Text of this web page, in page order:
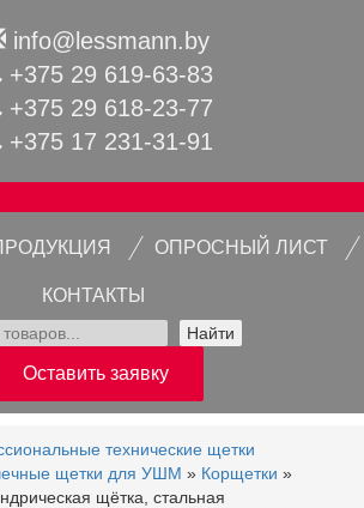
info@lessmann.by
+375 29 619-63-83
+375 29 618-23-77
+375 17 231-31-91
ОПРОСНЫЙ ЛИСТ
КОНТАКТЫ
Найти
Оставить заявку
технические щетки
щетки для УШМ » Корщетки »
щётка, стальная